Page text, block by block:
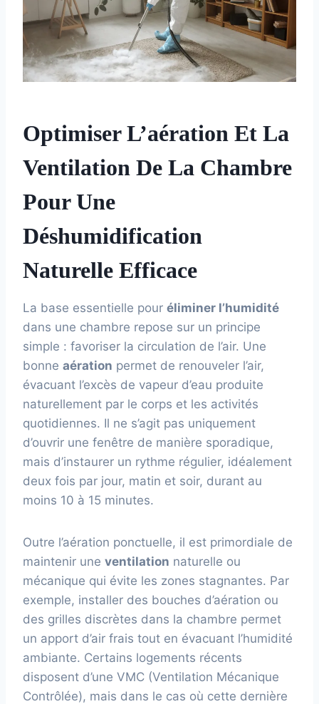
Optimiser L’aération Et La
Ventilation De La Chambre
Pour Une
Déshumidification
Naturelle Efficace
La base essentielle pour éliminer l’humidité
dans une chambre repose sur un principe
simple : favoriser la circulation de l’air. Une
bonne aération permet de renouveler l’air,
évacuant l’excès de vapeur d’eau produite
naturellement par le corps et les activités
quotidiennes. Il ne s’agit pas uniquement
d’ouvrir une fenêtre de manière sporadique,
mais d’instaurer un rythme régulier, idéalement
deux fois par jour, matin et soir, durant au
moins 10 à 15 minutes.
Outre l’aération ponctuelle, il est primordiale de
maintenir une ventilation naturelle ou
mécanique qui évite les zones stagnantes. Par
exemple, installer des bouches d’aération ou
des grilles discrètes dans la chambre permet
un apport d’air frais tout en évacuant l’humidité
ambiante. Certains logements récents
disposent d’une VMC (Ventilation Mécanique
Contrôlée), mais dans le cas où cette dernière